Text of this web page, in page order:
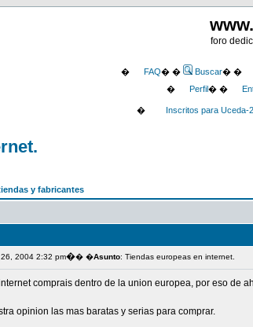
foro
� FAQ� � Buscar� �
� Perfil� �
� Inscritos para Uceda-
y fabricantes
2004 2:32 pm�� �Asunto: Tiendas europeas en internet.
comprais dentro de la union europea, por eso de
opinion las mas baratas y serias para comprar.